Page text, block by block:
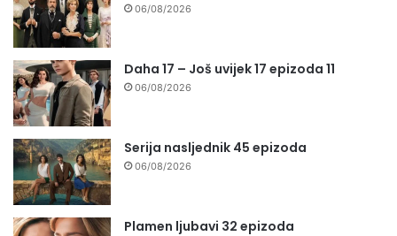
06/08/2026
Daha 17 – Još uvijek 17 epizoda 11
06/08/2026
Serija nasljednik 45 epizoda
06/08/2026
Plamen ljubavi 32 epizoda